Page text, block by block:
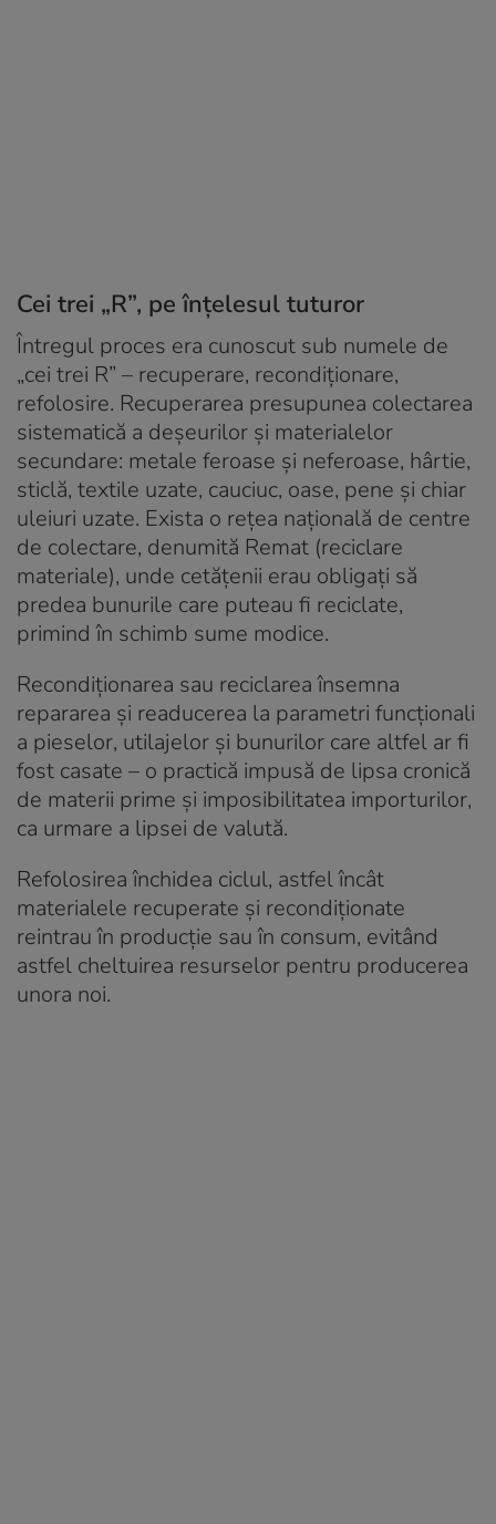
Cei trei „R”, pe înțelesul tuturor
Întregul proces era cunoscut sub numele de
„cei trei R” – recuperare, recondiționare,
refolosire. Recuperarea presupunea colectarea
sistematică a deșeurilor și materialelor
secundare: metale feroase și neferoase, hârtie,
sticlă, textile uzate, cauciuc, oase, pene și chiar
uleiuri uzate. Exista o rețea națională de centre
de colectare, denumită Remat (reciclare
materiale), unde cetățenii erau obligați să
predea bunurile care puteau fi reciclate,
primind în schimb sume modice.
Recondiționarea sau reciclarea însemna
repararea și readucerea la parametri funcționali
a pieselor, utilajelor și bunurilor care altfel ar fi
fost casate – o practică impusă de lipsa cronică
de materii prime și imposibilitatea importurilor,
ca urmare a lipsei de valută.
Refolosirea închidea ciclul, astfel încât
materialele recuperate și recondiționate
reintrau în producție sau în consum, evitând
astfel cheltuirea resurselor pentru producerea
unora noi.